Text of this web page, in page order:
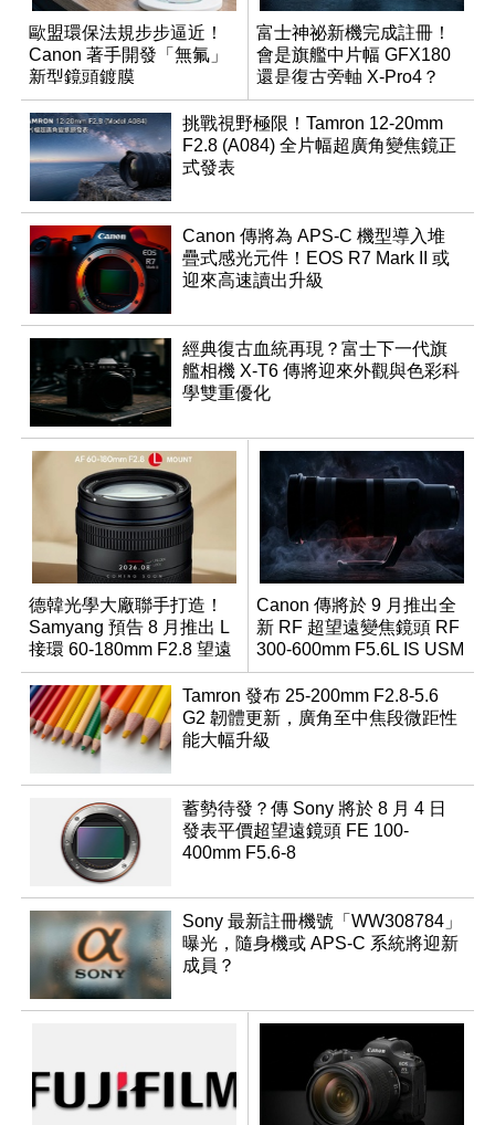
歐盟環保法規步步逼近！
Canon 著手開發「無氟」
新型鏡頭鍍膜
富士神祕新機完成註冊！
會是旗艦中片幅 GFX180
還是復古旁軸 X-Pro4？
挑戰視野極限！Tamron 12-20mm
F2.8 (A084) 全片幅超廣角變焦鏡正
式發表
Canon 傳將為 APS-C 機型導入堆
疊式感光元件！EOS R7 Mark II 或
迎來高速讀出升級
經典復古血統再現？富士下一代旗
艦相機 X-T6 傳將迎來外觀與色彩科
學雙重優化
德韓光學大廠聯手打造！
Samyang 預告 8 月推出 L
接環 60-180mm F2.8 望遠
變焦鏡
Canon 傳將於 9 月推出全
新 RF 超望遠變焦鏡頭 RF
300-600mm F5.6L IS USM
Tamron 發布 25-200mm F2.8-5.6
G2 韌體更新，廣角至中焦段微距性
能大幅升級
蓄勢待發？傳 Sony 將於 8 月 4 日
發表平價超望遠鏡頭 FE 100-
400mm F5.6-8
Sony 最新註冊機號「WW308784」
曝光，隨身機或 APS-C 系統將迎新
成員？